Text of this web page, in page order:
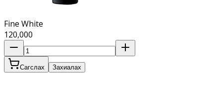
Fine White
120,000
Сагслах Захиалах